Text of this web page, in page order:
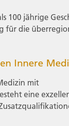
100 jährige
für die
Innere
mit
eine